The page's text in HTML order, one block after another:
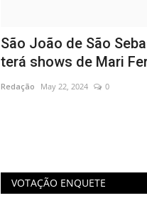
São João de São
terá shows de Mari
Redação May 22, 2024 0
VOTAÇÃO ENQUETE